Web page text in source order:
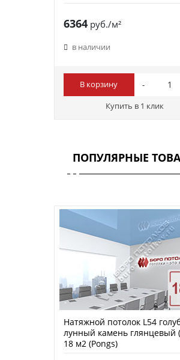
6364руб./м²
в наличии
В корзину
Купить в 1 клик
ПОПУЛЯРНЫЕ
Натяжной потолок L54
лунный камень глянцевый
18 м2 (Pongs)